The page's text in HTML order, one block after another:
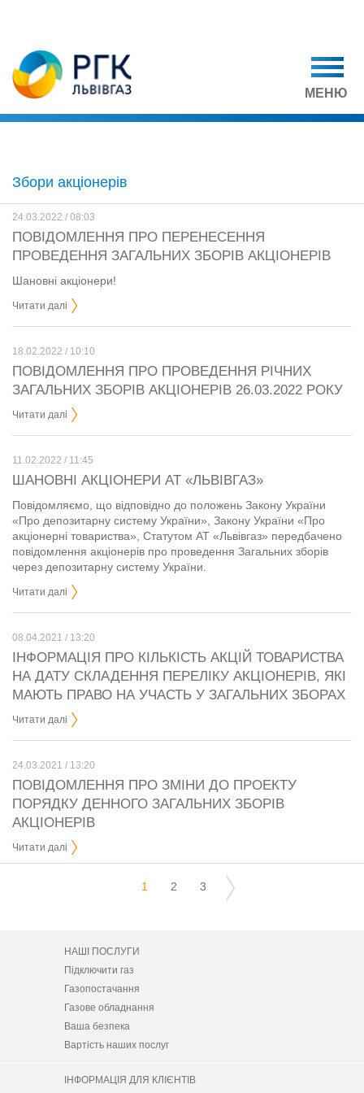
МЕНЮ
Збори акціонерів
24.03.2022 / 08:03
ПОВІДОМЛЕННЯ ПРО ПЕРЕНЕСЕННЯ
ПРОВЕДЕННЯ ЗАГАЛЬНИХ ЗБОРІВ АКЦІОНЕРІВ
Шановні акціонери!
Читати далі
18.02.2022 / 10:10
ПОВІДОМЛЕННЯ ПРО ПРОВЕДЕННЯ РІЧНИХ
ЗАГАЛЬНИХ ЗБОРІВ АКЦІОНЕРІВ 26.03.2022 РОКУ
Читати далі
11.02.2022 / 11:45
ШАНОВНІ АКЦІОНЕРИ АТ «ЛЬВІВГАЗ»
Повідомляємо, що відповідно до положень Закону України
«Про депозитарну систему України», Закону України «Про
акціонерні товариства», Статутом АТ «Львівгаз» передбачено
повідомлення акціонерів про проведення Загальних зборів
через депозитарну систему України.
Читати далі
08.04.2021 / 13:20
ІНФОРМАЦІЯ ПРО КІЛЬКІСТЬ АКЦІЙ ТОВАРИСТВА
НА ДАТУ СКЛАДЕННЯ ПЕРЕЛІКУ АКЦІОНЕРІВ, ЯКІ
МАЮТЬ ПРАВО НА УЧАСТЬ У ЗАГАЛЬНИХ ЗБОРАХ
Читати далі
24.03.2021 / 13:20
ПОВІДОМЛЕННЯ ПРО ЗМІНИ ДО ПРОЕКТУ
ПОРЯДКУ ДЕННОГО ЗАГАЛЬНИХ ЗБОРІВ
АКЦІОНЕРІВ
Читати далі
1 2 3
НАШІ ПОСЛУГИ
Підключити газ
Газопостачання
Газове обладнання
Ваша безпека
Вартість наших послуг
ІНФОРМАЦІЯ ДЛЯ КЛІЄНТІВ